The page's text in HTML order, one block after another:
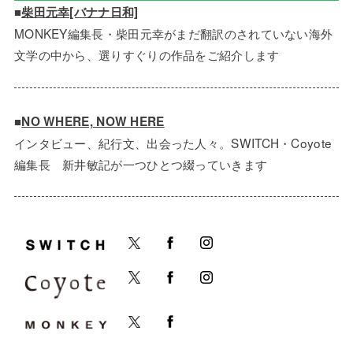
■柴田元幸[バナナ日和]
MONKEY編集長・柴田元幸がまだ翻訳のされていない海外
文学の中から、選りすぐりの作品をご紹介します
■NO WHERE, NOW HERE
インタビュー、紀行文、出会った人々。SWITCH・Coyote
編集長 新井敏記が一つひとつ綴っていきます